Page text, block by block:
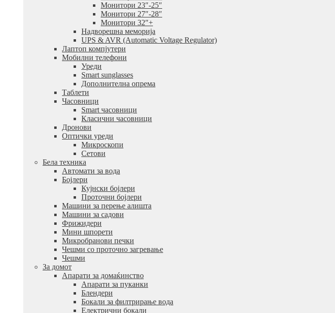
Монитори 23″-25″
Монитори 27″-28″
Монитори 32″+
Надворешна меморија
UPS & AVR (Automatic Voltage Regulator)
Лаптоп компјутери
Мобилни телефони
Уреди
Smart sunglasses
Дополнителна опрема
Таблети
Часовници
Smart часовници
Класични часовници
Дронови
Оптички уреди
Микроскопи
Сетови
Бела техника
Автомати за вода
Бојлери
Кујнски бојлери
Проточни бојлери
Машини за перење алишта
Машини за садови
Фрижидери
Мини шпорети
Микробранови печки
Чешми со проточно загревање
Чешми
За домот
Апарати за домаќинство
Апарати за пуканки
Блендери
Бокали за филтрирање вода
Електрични бокали